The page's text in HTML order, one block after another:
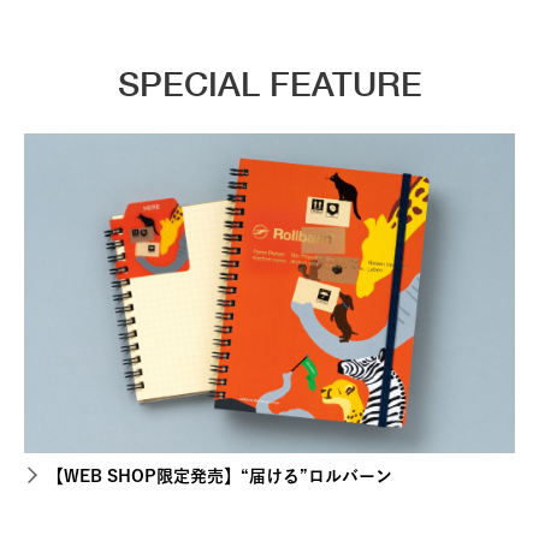
SPECIAL FEATURE
【WEB SHOP限定発売】“届ける”ロルバーン